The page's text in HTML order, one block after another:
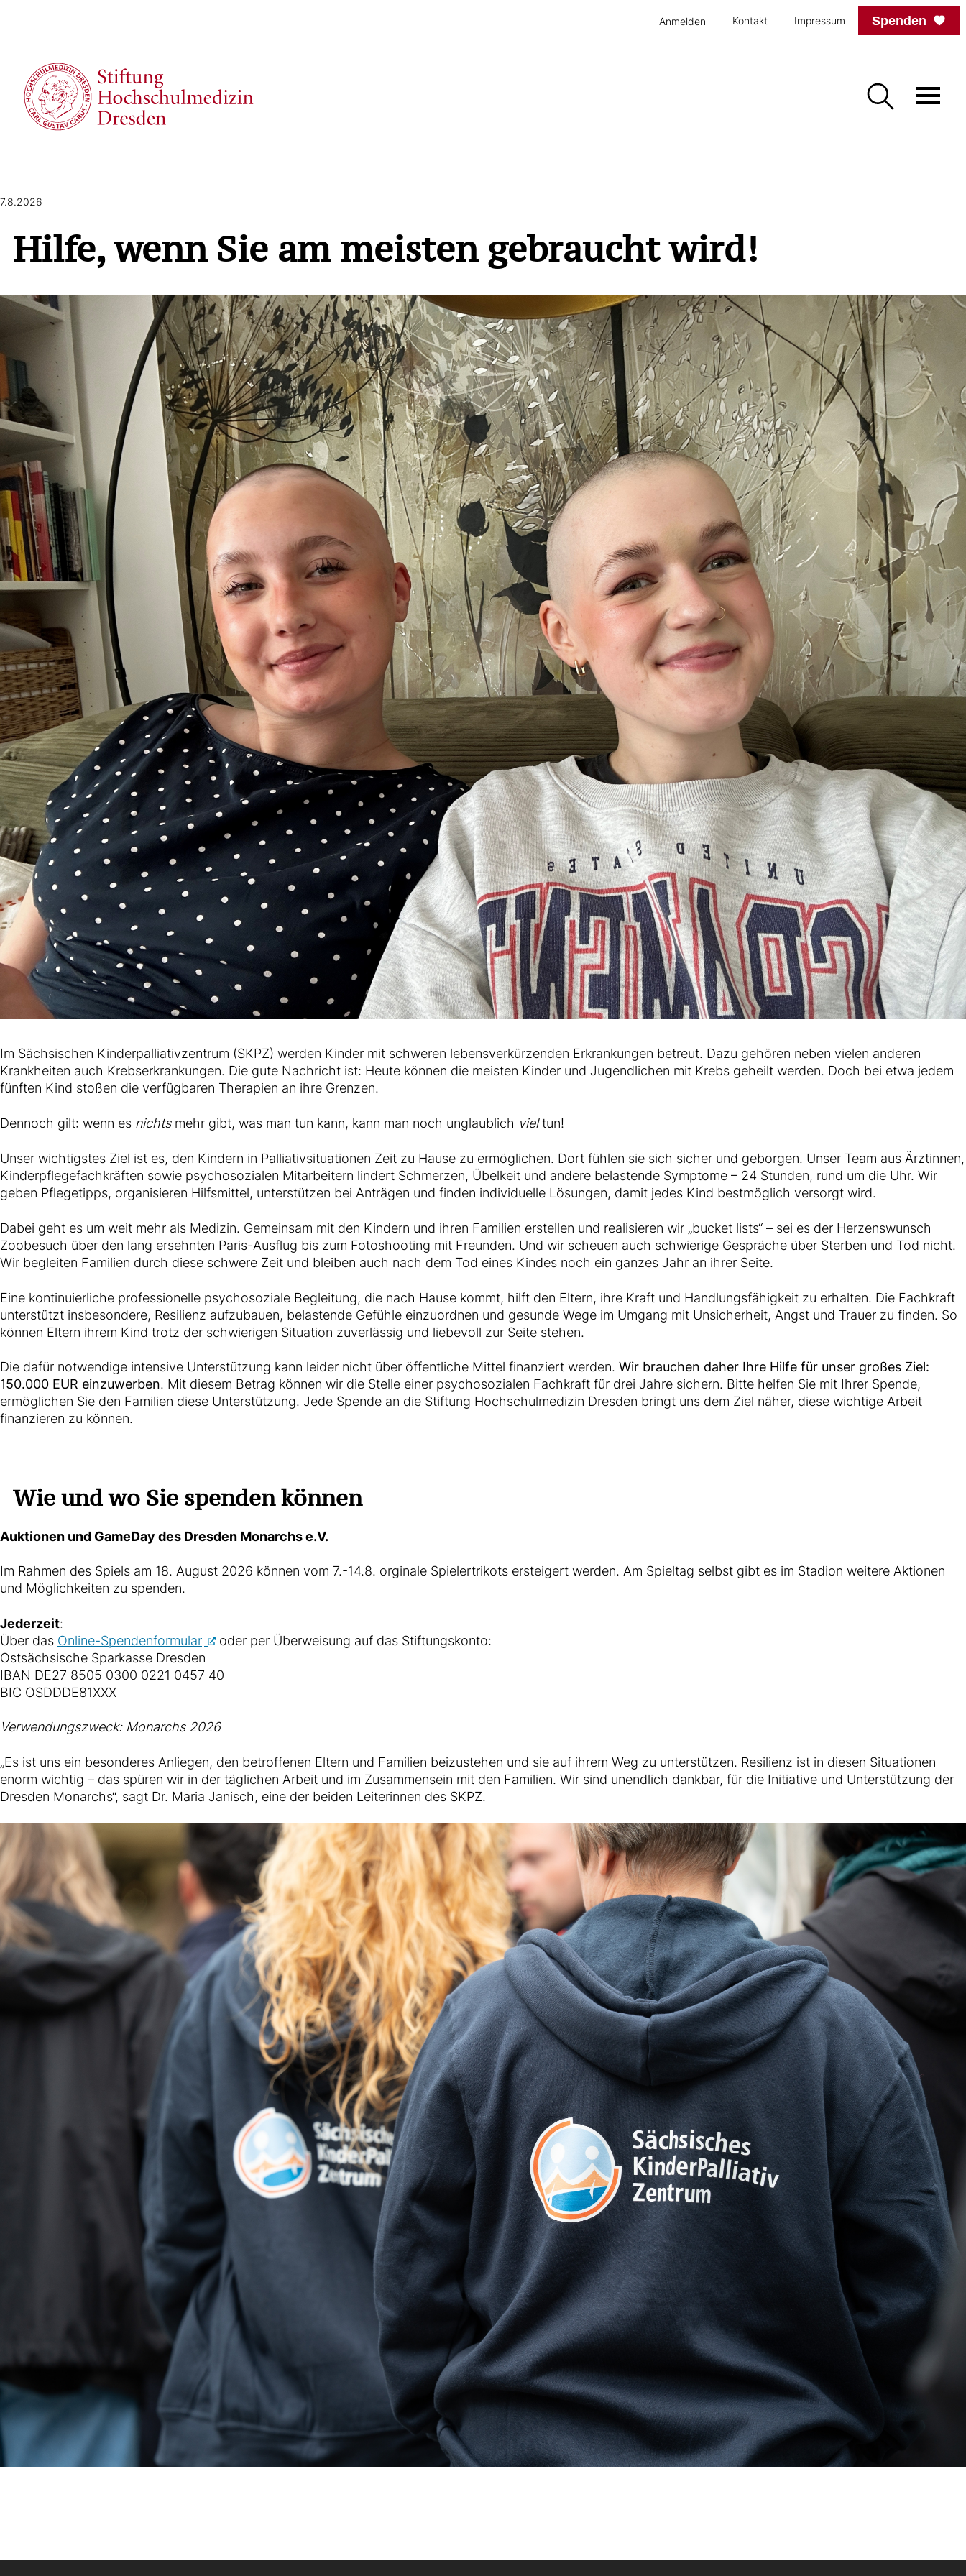
Anmelden Kontakt Impressum Spenden
7.8.2026
Hilfe, wenn Sie am meisten gebraucht wird!
Im Sächsischen Kinderpalliativzentrum (SKPZ) werden Kinder mit schweren lebensverkürzenden Erkrankungen betreut. Dazu gehören neben vielen anderen
Krankheiten auch Krebserkrankungen. Die gute Nachricht ist: Heute können die meisten Kinder und Jugendlichen mit Krebs geheilt werden. Doch bei etwa jedem
fünften Kind stoßen die verfügbaren Therapien an ihre Grenzen.
Dennoch gilt: wenn es nichtsmehr gibt, was man tun kann, kann man noch unglaublich vieltun!
Unser wichtigstes Ziel ist es, den Kindern in Palliativsituationen Zeit zu Hause zu ermöglichen. Dort fühlen sie sich sicher und geborgen. Unser Team aus Ärztinnen,
Kinderpflegefachkräften sowie psychosozialen Mitarbeitern lindert Schmerzen, Übelkeit und andere belastende Symptome – 24 Stunden, rund um die Uhr. Wir
geben Pflegetipps, organisieren Hilfsmittel, unterstützen bei Anträgen und finden individuelle Lösungen, damit jedes Kind bestmöglich versorgt wird.
Dabei geht es um weit mehr als Medizin. Gemeinsam mit den Kindern und ihren Familien erstellen und realisieren wir „bucket lists“ – sei es der Herzenswunsch
Zoobesuch über den lang ersehnten Paris-Ausflug bis zum Fotoshooting mit Freunden. Und wir scheuen auch schwierige Gespräche über Sterben und Tod nicht.
Wir begleiten Familien durch diese schwere Zeit und bleiben auch nach dem Tod eines Kindes noch ein ganzes Jahr an ihrer Seite.
Eine kontinuierliche professionelle psychosoziale Begleitung, die nach Hause kommt, hilft den Eltern, ihre Kraft und Handlungsfähigkeit zu erhalten. Die Fachkraft
unterstützt insbesondere, Resilienz aufzubauen, belastende Gefühle einzuordnen und gesunde Wege im Umgang mit Unsicherheit, Angst und Trauer zu finden. So
können Eltern ihrem Kind trotz der schwierigen Situation zuverlässig und liebevoll zur Seite stehen.
Die dafür notwendige intensive Unterstützung kann leider nicht über öffentliche Mittel finanziert werden. Wir brauchen daher Ihre Hilfe für unser großes Ziel:
150.000 EUR einzuwerben. Mit diesem Betrag können wir die Stelle einer psychosozialen Fachkraft für drei Jahre sichern. Bitte helfen Sie mit Ihrer Spende,
ermöglichen Sie den Familien diese Unterstützung. Jede Spende an die Stiftung Hochschulmedizin Dresden bringt uns dem Ziel näher, diese wichtige Arbeit
finanzieren zu können.
Wie und wo Sie spenden können
Auktionen und GameDay des Dresden Monarchs e.V.
Im Rahmen des Spiels am 18. August 2026 können vom 7.-14.8. orginale Spielertrikots ersteigert werden. Am Spieltag selbst gibt es im Stadion weitere Aktionen
und Möglichkeiten zu spenden.
Jederzeit:
Über das Online-Spendenformular
oder per Überweisung auf das Stiftungskonto:
Ostsächsische Sparkasse Dresden
IBAN DE27 8505 0300 0221 0457 40
BIC OSDDDE81XXX
Verwendungszweck: Monarchs 2026
„Es ist uns ein besonderes Anliegen, den betroffenen Eltern und Familien beizustehen und sie auf ihrem Weg zu unterstützen. Resilienz ist in diesen Situationen
enorm wichtig – das spüren wir in der täglichen Arbeit und im Zusammensein mit den Familien. Wir sind unendlich dankbar, für die Initiative und Unterstützung der
Dresden Monarchs“, sagt Dr. Maria Janisch, eine der beiden Leiterinnen des SKPZ.